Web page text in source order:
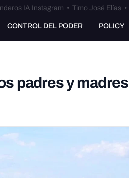
IA Instagram • Timo José Elías •
CONTROL DEL PODER POLICY
padres y madres